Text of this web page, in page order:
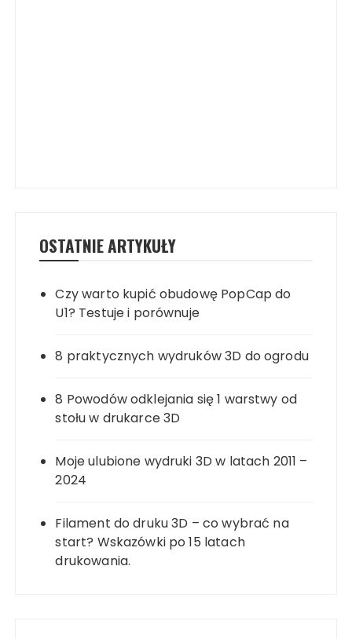
OSTATNIE ARTYKUŁY
Czy warto kupić obudowę PopCap do
U1? Testuje i porównuje
8 praktycznych wydruków 3D do ogrodu
8 Powodów odklejania się 1 warstwy od
stołu w drukarce 3D
Moje ulubione wydruki 3D w latach 2011 –
2024
Filament do druku 3D – co wybrać na
start? Wskazówki po 15 latach
drukowania.